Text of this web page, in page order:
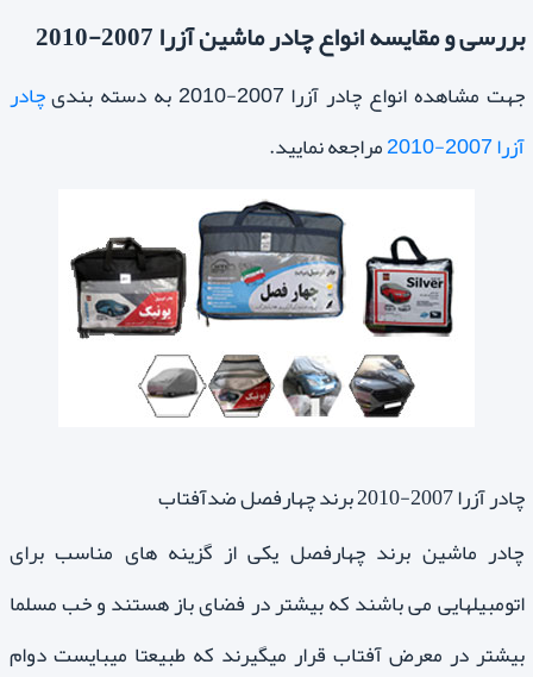
بررسی و مقایسه انواع چادر ماشین آزرا 2007-2010
جهت مشاهده انواع چادر آزرا 2007-2010 به دسته بندی
چادر
آزرا 2007-2010
مراجعه نمایید.
چادر آزرا 2007-2010 برند چهارفصل ضدآفتاب
چادر ماشین برند چهارفصل یکی از گزینه های مناسب برای
اتومبیلهایی می باشند که بیشتر در فضای باز هستند و خب مسلما
بیشتر در معرض آفتاب قرار میگیرند که طبیعتا میبایست دوام